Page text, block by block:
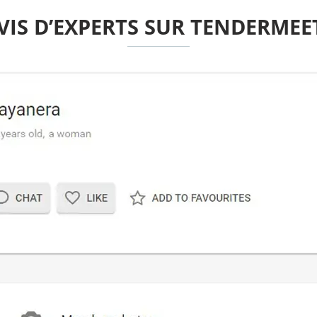
D’EXPERTS SUR